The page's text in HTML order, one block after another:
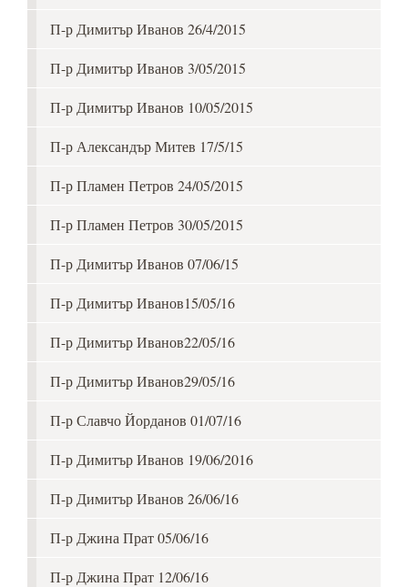
П-р Димитър Иванов 26/4/2015
П-р Димитър Иванов 3/05/2015
П-р Димитър Иванов 10/05/2015
П-р Александър Митев 17/5/15
П-р Пламен Петров 24/05/2015
П-р Пламен Петров 30/05/2015
П-р Димитър Иванов 07/06/15
П-р Димитър Иванов15/05/16
П-р Димитър Иванов22/05/16
П-р Димитър Иванов29/05/16
П-р Славчо Йорданов 01/07/16
П-р Димитър Иванов 19/06/2016
П-р Димитър Иванов 26/06/16
П-р Джина Прат 05/06/16
П-р Джина Прат 12/06/16